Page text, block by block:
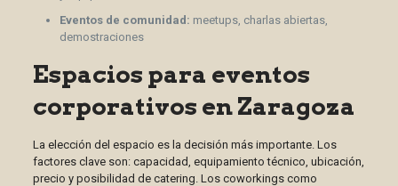
Eventos de comunidad: meetups, charlas abiertas,
demostraciones
Espacios para eventos
corporativos en Zaragoza
La elección del espacio es la decisión más importante. Los
factores clave son: capacidad, equipamiento técnico, ubicación,
precio y posibilidad de catering. Los coworkings como